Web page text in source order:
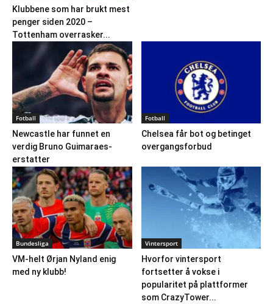
Klubbene som har brukt mest
penger siden 2020 –
Tottenham overrasker...
Fotball
Newcastle har funnet en
verdig Bruno Guimaraes-
erstatter
Fotball
Chelsea får bot og betinget
overgangsforbud
Bundesliga
VM-helt Ørjan Nyland enig
med ny klubb!
Vintersport
Hvorfor vintersport
fortsetter å vokse i
popularitet på plattformer
som CrazyTower...